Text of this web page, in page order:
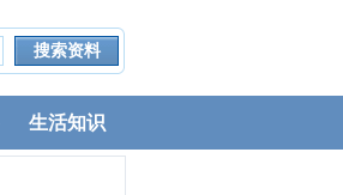
生活知识